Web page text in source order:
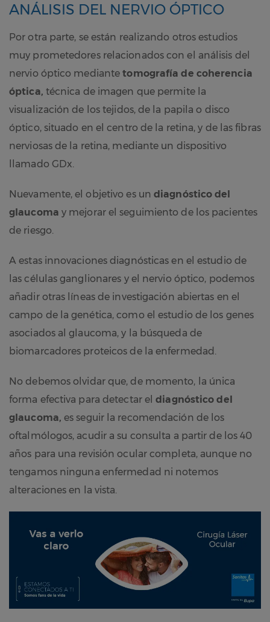
ANÁLISIS DEL NERVIO ÓPTICO
Por otra parte, se están realizando otros estudios
muy prometedores relacionados con el análisis del
nervio óptico mediantetomografía de coherencia
óptica, técnica de imagen que permite la
visualización de los tejidos, de la papila o disco
óptico, situado en el centro de la retina, y de las fibras
nerviosas de la retina, mediante un dispositivo
llamado GDx.
Nuevamente, el objetivo es un diagnóstico del
glaucoma y mejorar el seguimiento de los pacientes
de riesgo.
A estas innovaciones diagnósticas en el estudio de
las células ganglionares y el nervio óptico, podemos
añadir otras líneas de investigación abiertas en el
campo de la genética, como el estudio de los genes
asociados al glaucoma, y la búsqueda de
biomarcadores proteicos de la enfermedad.
No debemos olvidar que, de momento, la única
forma efectiva para detectar eldiagnóstico del
glaucoma, es seguir la recomendación de los
oftalmólogos, acudir a su consulta a partir de los 40
años para una revisión ocular completa, aunque no
tengamos ninguna enfermedad ni notemos
alteraciones en la vista.